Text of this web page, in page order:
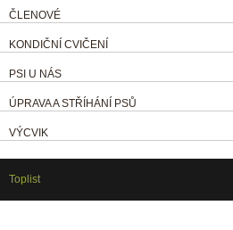
ČLENOVÉ
KONDIČNÍ CVIČENÍ
PSI U NÁS
ÚPRAVA A STŘÍHÁNÍ PSŮ
VÝCVIK
Toplist